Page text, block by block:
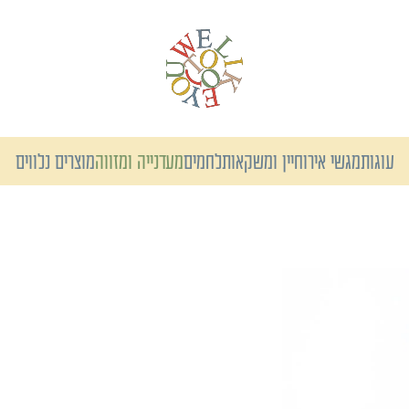
עוגותמגשי אירוחיין ומשקאותלחמיםמעדנייה ומזווהמוצרים נלווים